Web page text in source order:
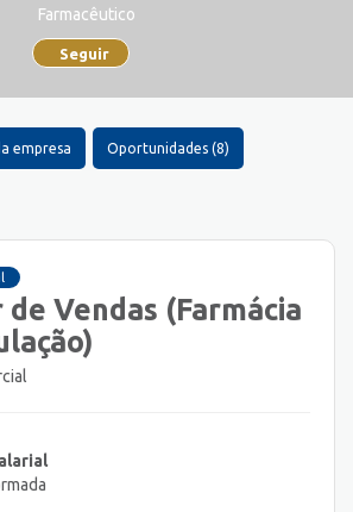
Farmacêutico
Seguir
empresa Oportunidades (8)
Vendas (Farmácia